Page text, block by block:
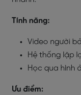
Tính năng:
Video người
Hệ thống lặp
Học qua hình
Ưu điểm: